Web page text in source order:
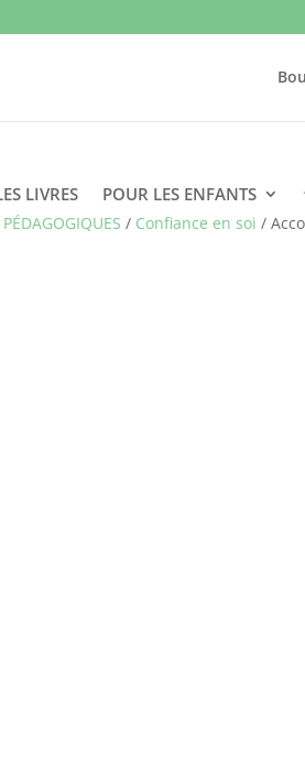
LIVRES POUR LES ENFANTS
/ Confiance en soi /